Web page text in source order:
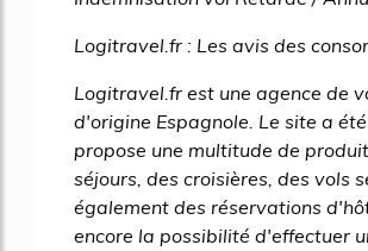
Logitravel.fr : Les avis des
Logitravel.fr est une agence de
d'origine Espagnole. Le site a
propose une multitude de
séjours, des croisières, des vols
également des réservations
encore la possibilité d'effectuer